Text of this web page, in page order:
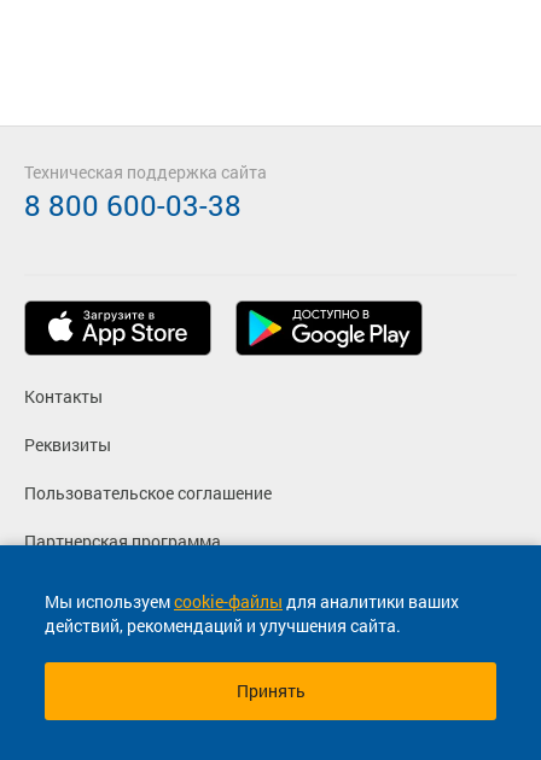
Мы используемcookie-файлы для аналитики ваших
действий, рекомендаций и улучшения сайта.
Принять
Контакты
Реквизиты
Пользовательское соглашение
Партнерская программа
Политика конфиденциальности
Согласие на маркетинговые сообщения
Техническая поддержка сайта
8 800 600-03-38
© 2013-2026, ООО "Капитал"- Онлайн сервис продажи